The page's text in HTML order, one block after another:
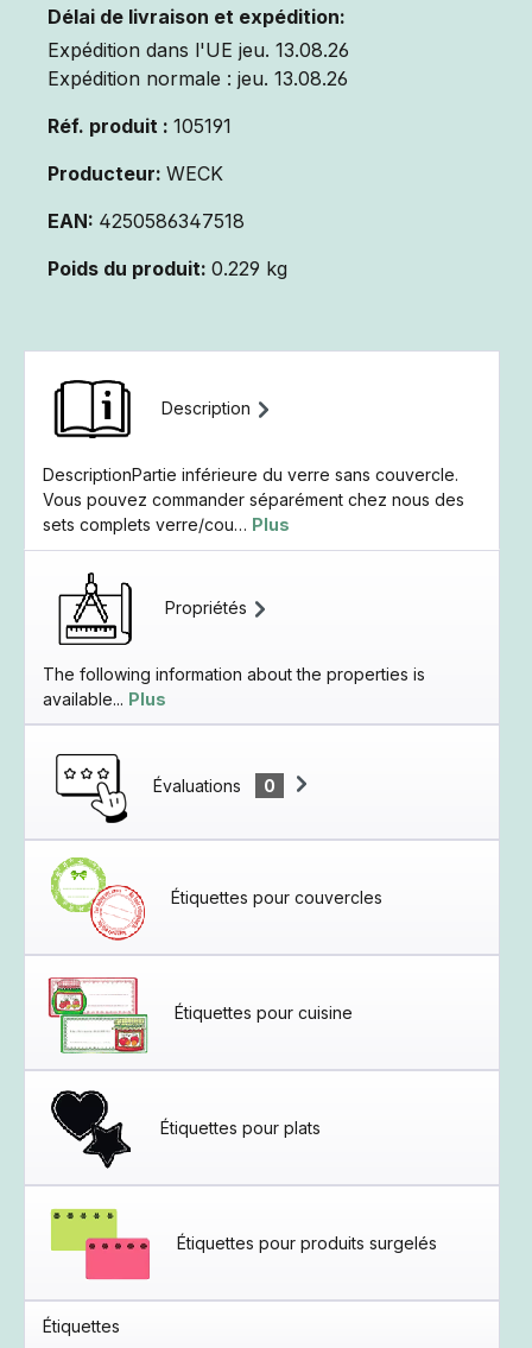
Délai de livraison et expédition:
Expédition dans l'UE jeu. 13.08.26
Expédition normale : jeu. 13.08.26
Réf. produit : 105191
Producteur: WECK
EAN: 4250586347518
Poids du produit: 0.229 kg
Description
DescriptionPartie inférieure du verre sans couvercle.
Vous pouvez commander séparément chez nous des
sets complets verre/cou… Plus
Propriétés
The following information about the properties is
available... Plus
Évaluations 0
Étiquettes pour couvercles
Étiquettes pour cuisine
Étiquettes pour plats
Étiquettes pour produits surgelés
Étiquettes